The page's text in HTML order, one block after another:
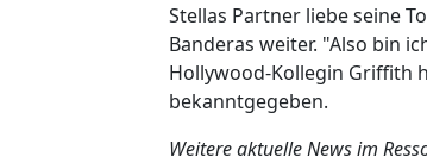
Stellas Partner liebe seine
Banderas weiter. "Also bin
Hollywood-Kollegin Griffith
bekanntgegeben.
Weitere aktuelle News im